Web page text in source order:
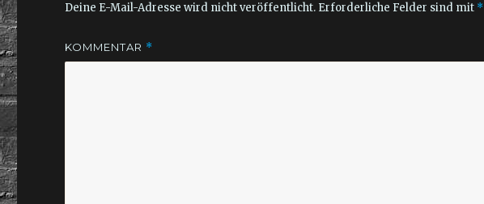
Deine E-Mail-Adresse wird nicht veröffentlicht. Erforderliche Felder sind mit *
KOMMENTAR *